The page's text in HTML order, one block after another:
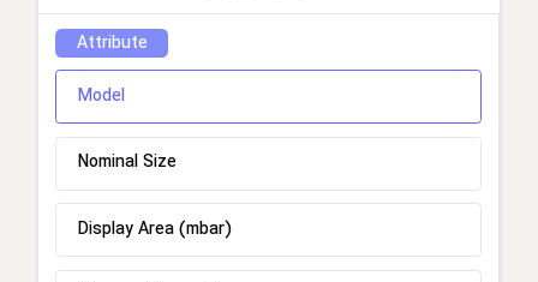
Attribute
Model
Nominal Size
Display Area (mbar)